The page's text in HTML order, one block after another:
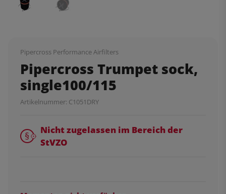
Pipercross Performance Airfilters
Pipercross Trumpet sock,
single100/115
Artikelnummer: C1051DRY
Nicht zugelassen im Bereich der
StVZO